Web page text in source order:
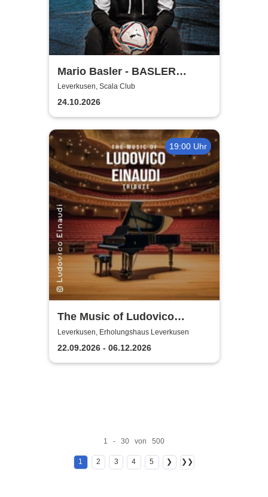
Mario Basler - BASLER
BALLERT - Best of
Leverkusen, Scala Club
24.10.2026
19:00 Uhr
The Music of Ludovico
Einaudi: Tribute-
Klavierkonzert - Ludovico
Einaudi Tribute bei
Leverkusen, Erholungshaus Leverkusen
22.09.2026 - 06.12.2026
1 - 30 von 500
1 2 3 4 5 ❯ ❯❯